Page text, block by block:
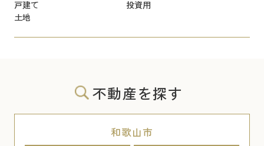
戸建て
投資用
土地
不動産を探す
和歌山市